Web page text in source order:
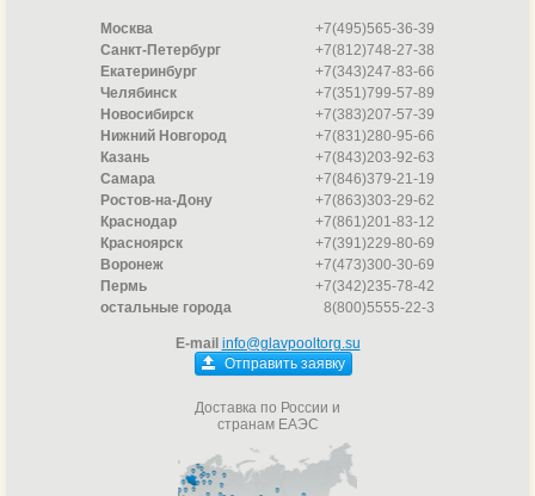
Москва
+7(495)565-36-39
Санкт-Петербург
+7(812)748-27-38
Екатеринбург
+7(343)247-83-66
Челябинск
+7(351)799-57-89
Новосибирск
+7(383)207-57-39
Нижний Новгород
+7(831)280-95-66
Казань
+7(843)203-92-63
Самара
+7(846)379-21-19
Ростов-на-Дону
+7(863)303-29-62
Краснодар
+7(861)201-83-12
Красноярск
+7(391)229-80-69
Воронеж
+7(473)300-30-69
Пермь
+7(342)235-78-42
остальные города
8(800)5555-22-3
E-mail info@glavpooltorg.su
Отправить заявку
Доставка по России и
странам ЕАЭС